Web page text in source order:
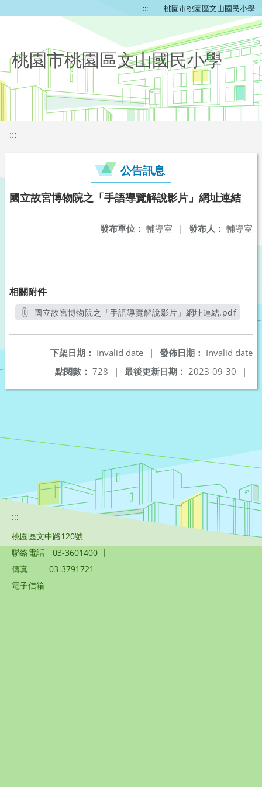
::: 桃園市桃園區文山國民小學
桃園市桃園區文山國民小學
:::
公告訊息
國立故宮博物院之「手語導覽解說影片」網址連結
發布人： 輔導室
發布單位： 輔導室 |
相關附件
國立故宮博物院之「手語導覽解說影片」網址連結.pdf
發佈日期： Invalid date
下架日期： Invalid date
|
最後更新日期： 2023-09-30 |
點閱數： 728 |
:::
桃園區文中路120號
聯絡電話
03-3601400 |
傳真
03-3791721
電子信箱